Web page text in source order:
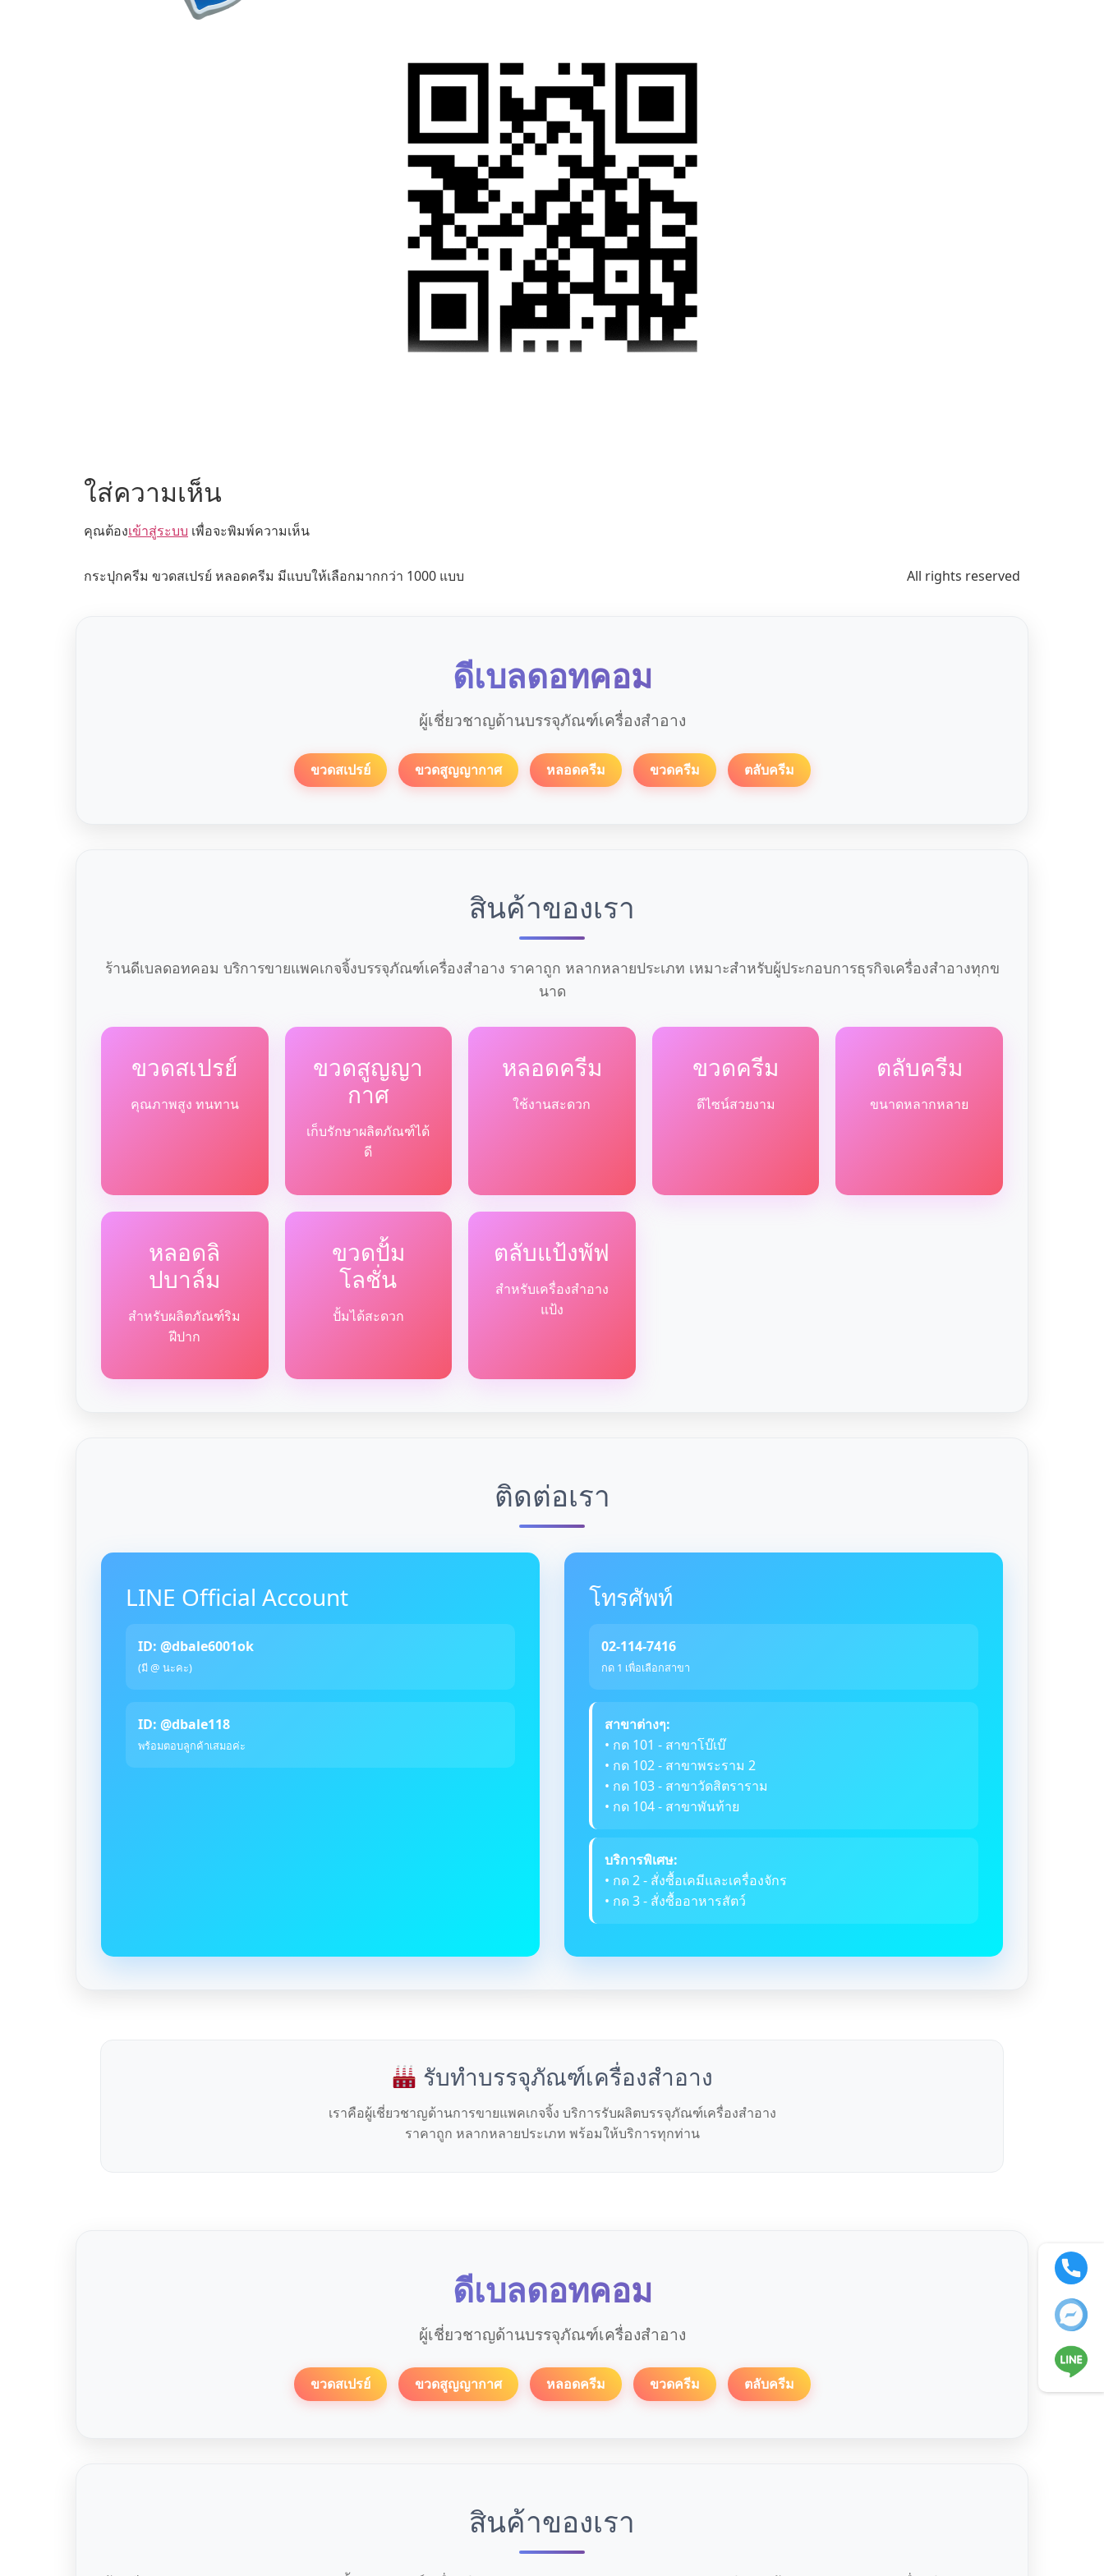
ใส่ความเห็น
คุณต้องเข้าสู่ระบบ เพื่อจะพิมพ์ความเห็น
กระปุกครีม ขวดสเปรย์ หลอดครีม มีแบบให้เลือกมากกว่า 1000 แบบ All rights reserved
ดีเบลดอทคอม
ผู้เชี่ยวชาญด้านบรรจุภัณฑ์เครื่องสำอาง
ขวดสเปรย์ ขวดสูญญากาศ หลอดครีม ขวดครีม ตลับครีม
สินค้าของเรา
ร้านดีเบลดอทคอม บริการขายแพคเกจจิ้งบรรจุภัณฑ์เครื่องสำอาง ราคาถูก หลากหลายประเภท เหมาะสำหรับผู้ประกอบการธุรกิจเครื่องสำอางทุกข
นาด
ขวดสเปรย์
คุณภาพสูง ทนทาน
ขวดสูญญา
กาศ
เก็บรักษาผลิตภัณฑ์ได้
ดี
หลอดครีม
ใช้งานสะดวก
ขวดครีม
ดีไซน์สวยงาม
ตลับครีม
ขนาดหลากหลาย
หลอดลิ
ปบาล์ม
สำหรับผลิตภัณฑ์ริม
ฝีปาก
ขวดปั้ม
โลชั่น
ปั้มได้สะดวก
ตลับแป้งพัฟ
สำหรับเครื่องสำอาง
แป้ง
ติดต่อเรา
LINE Official Account
ID: @dbale6001ok
(มี @ นะคะ)
ID: @dbale118
พร้อมตอบลูกค้าเสมอค่ะ
โทรศัพท์
02-114-7416
กด 1 เพื่อเลือกสาขา
สาขาต่างๆ:
• กด 101 - สาขาโบ๊เบ๊
• กด 102 - สาขาพระราม 2
• กด 103 - สาขาวัดสิตราราม
• กด 104 - สาขาพันท้าย
บริการพิเศษ:
• กด 2 - สั่งซื้อเคมีและเครื่องจักร
• กด 3 - สั่งซื้ออาหารสัตว์
รับทำบรรจุภัณฑ์เครื่องสำอาง
เราคือผู้เชี่ยวชาญด้านการขายแพคเกจจิ้ง บริการรับผลิตบรรจุภัณฑ์เครื่องสำอาง
ราคาถูก หลากหลายประเภท พร้อมให้บริการทุกท่าน
ดีเบลดอทคอม
ผู้เชี่ยวชาญด้านบรรจุภัณฑ์เครื่องสำอาง
ขวดสเปรย์ ขวดสูญญากาศ หลอดครีม ขวดครีม ตลับครีม
สินค้าของเรา